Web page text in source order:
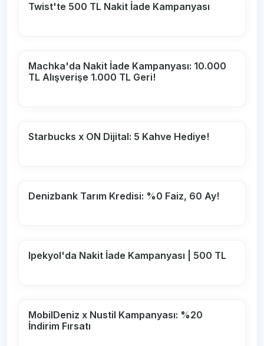
Twist'te 500 TL Nakit İade Kampanyası
Machka'da Nakit İade Kampanyası: 10.000
TL Alışverişe 1.000 TL Geri!
Starbucks x ON Dijital: 5 Kahve Hediye!
Denizbank Tarım Kredisi: %0 Faiz, 60 Ay!
Ipekyol'da Nakit İade Kampanyası | 500 TL
MobilDeniz x Nustil Kampanyası: %20
İndirim Fırsatı